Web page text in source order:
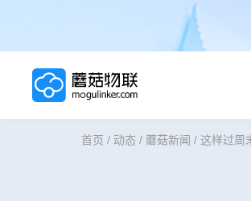
首页 / 动态 / 蘑菇新闻 / 这样过周